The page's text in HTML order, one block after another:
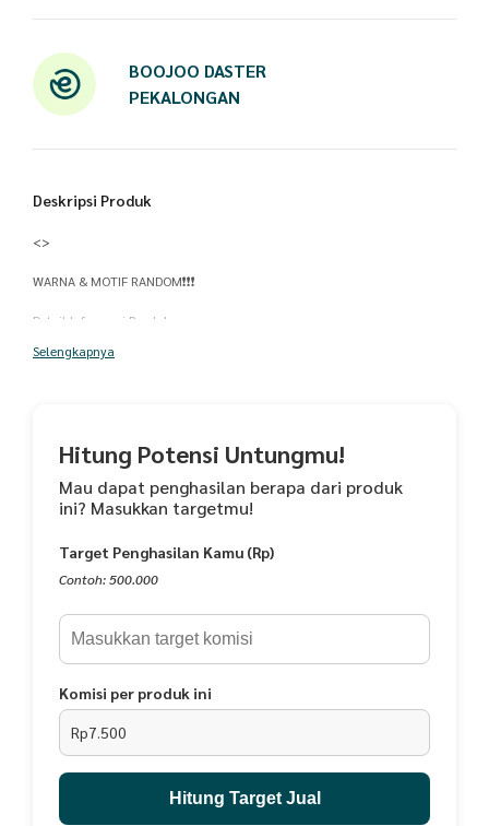
BOOJOO DASTER
PEKALONGAN
Deskripsi Produk
<>
WARNA & MOTIF RANDOM❗❗❗
Detail Informasi Produk:
- Lingkar Dada 110
Material produk:
Saran Pencucian:
- Dicuci Dengan Tangan Saja
Selengkapnya
Hitung Potensi Untungmu!
Mau dapat penghasilan berapa dari produk
ini? Masukkan targetmu!
Target Penghasilan Kamu (Rp)
Contoh: 500.000
Komisi per produk ini
Rp7.500
Hitung Target Jual